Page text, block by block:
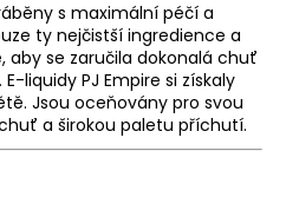
s maximální péčí a
ty nejčistší ingredience a
se zaručila dokonalá chuť
liquidy PJ Empire si získaly
Jsou oceňovány pro svou
a širokou paletu příchutí.